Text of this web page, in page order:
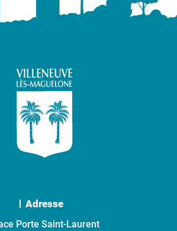
Adresse
Porte Saint-Laurent